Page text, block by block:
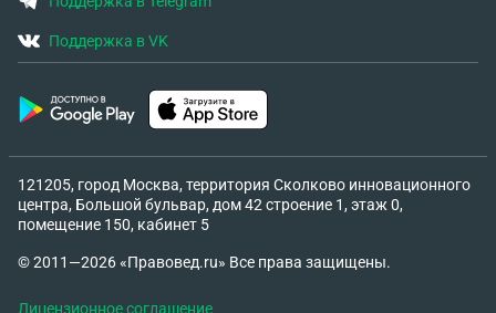
Поддержка в VK
121205, город Москва, территория Сколково инновационного
центра, Большой бульвар, дом 42 строение 1, этаж 0,
помещение 150, кабинет 5
© 2011—2026 «Правовед.ru» Все права защищены.
Лицензионное соглашение